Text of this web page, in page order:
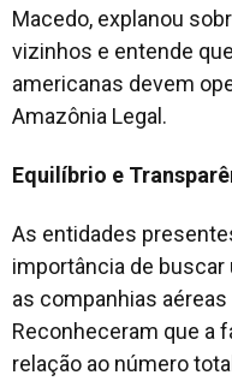
Macedo, explanou
vizinhos e entende
americanas devem
Amazônia Legal.
Equilíbrio e
As entidades
importância de buscar
as companhias
Reconheceram que a
relação ao número